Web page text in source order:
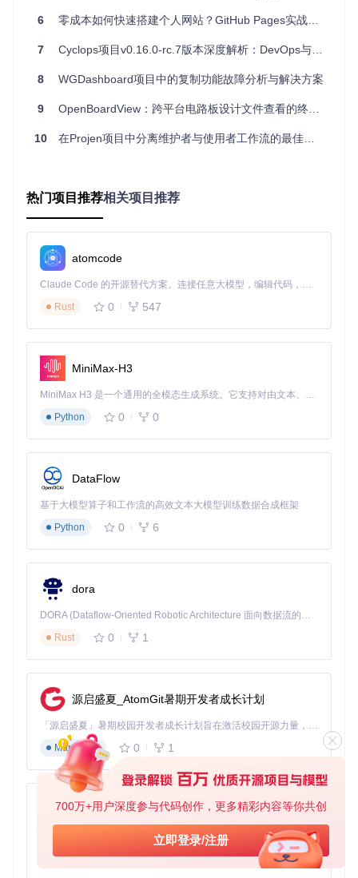
700万+用户深度参与代码创作，更多精彩内容等你共创
立即登录/注册
中封装的权限组件与表单控件可被所有应用共享，避免重复开
项目突破传统Web应用边界，通过Electron实现桌面端能力扩
展，同时保持技术栈统一性。核心技术选型包括：
构建工具 ：Vite提供毫秒级热更新，配合packages/vite-plu
中的混淆插件，在开发效率与生产环境安全性间取得平
peScript泛型定义，构建强类型的状态管理体系
样式方案
换，满足多品牌定制需求
开发者可通过以下步骤快速启动项目：
_mirrors/vi/vite-vue3-admin
安装依赖：pnpm install（需先安装pnpm包管理器）
启动开发服务：pnpm dev:web（Web端）或pnpm dev:
electron
所有应用的并行构建，配合缓存机制大幅提升二次构建速度。
开发过程中，
scripts/watch.ts
实现权限系统与业务组件开发
基于项目提供的RBAC权限框架，开发者可通过三步扩展业务
在packages/shared-types/src/index.ts
面
这种开发模式确保权限逻辑与业务代码解耦，同时保持类型系
统的一致性。项目内置的表单验证、表格组件等基础设施，可
减少60%的重复编码工作。
四、演进历程：从技术选型到性能优化
能"双维度展开。早期采用Webpack构建时，大型模块热更新
耗时超过3秒，迁移至Vite后优化至100ms以内。通过 apps/ele
实现的增量更新机制，将桌面端应
6 零成本如何快速搭建个人网站？GitHub Pages实战指南
7 Cyclops项目v0.16.0-rc.7版本深度解析：DevOps与平台工程的融合实践
8 WGDashboard项目中的复制功能故障分析与解决方案
9 OpenBoardView：跨平台电路板设计文件查看的终极解决方案
10 在Projen项目中分离维护者与使用者工作流的最佳实践
热门项目推荐相关项目推荐
atomcode
Claude Code 的开源替代方案。连接任意大模型，编辑代码，运行命令，自动验证 — 全自动执行。用 Rust 构建，极致性能。 ｜ An open-source alternative to Claude Code. Connect any LLM, edit code, run commands, and verify changes — autonomously. Built in Rust for speed. Get Started
Rust
0 547
MiniMax-H3
MiniMax H3 是一个通用的全模态生成系统。它支持对由文本、图像、视频和音频组成的多模态上下文进行统一理解，并能生成分辨率高达 2K、时长可达 15 秒的带原生立体声音频的视频。得益于面向任务泛化的系统设计，H3 在预训练阶段就已具备广泛的多模态上下文理解与生成能力，能够出色地执行复杂的多模态指令。
Python
0 0
DataFlow
基于大模型算子和工作流的高效文本大模型训练数据合成框架
Python
0 6
dora
DORA (Dataflow-Oriented Robotic Architecture 面向数据流的机器人架构) 是为 AI 与具身智能机器人打造的高性能开发框架，以数据流范式重构开发逻辑，原生支持分布式部署与端边云协同 —— 无需复杂适配，即可实现一体端到端具身大小脑、VLA等模型部署，无缝衔接感知、推理、控制全链路，让 AI 能力与机器人动作深度融合。 依托 Rust 内核与零拷贝通信技术，它将具身大小脑、VLA等模型推理、多模态数据融合延迟压缩至微秒级，同时兼容 ROS2 生态与国产 AI 芯片，彻底降低具身智能机器人的开发门槛，让分布式部署下的 AI 赋能创新更高效、更灵活。
Rust
0 1
源启盛夏_AtomGit暑期开发者成长计划
「源启盛夏」暑期校园开发者成长计划旨在激活校园开源力量，通过积分激励、认证扶持、资源倾斜等形式，引导高校组织和开发者完成「入驻 — 建项目 — 做贡献 — 获认证 — 得资源」的完整闭环。无论你是想带领社团入驻平台的组织者，还是希望用代码贡献证明自己的开发者，都能在这里找到属于你的成长路径。
Markdown
0 1
py-xiaozhi
基于Python的Xiaozhi AI，适用于想要完整Xiaozhi体验而无需拥有专用硬件的用户。
Python
0 1